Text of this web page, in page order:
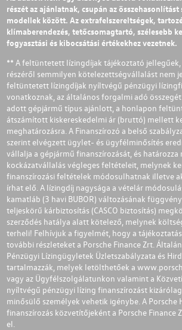
részét az ajánlatnak, csupán az összehasonlítást
modellek között. Az extrafelszereltségek,
klímaberendezés, tetőcsomagtartó, szélesebb
fogyasztási és kibocsátási értékekhez vezetnek.
** A feltüntetett lízingdíjak tájékoztató jellegűek,
részéről semmilyen kötelezettségvállalást nem
feltüntetett lízingdíjak nyíltvégű pénzügyi
vonatkoznak, az általános forgalmi adó
adott gépjármű típus ajánlott, a honlapon
átszámított kiskereskedelmi ár (bruttó) mellett
meghatározásra. A Finanszírozó a belső
szerint elvégzett ügylet- és ügyfélminősítés
vállalja a gépjármű finanszírozását, és határozza
kockázatvállalás végleges feltételeit, melynek
finanszírozási feltételek módosulhatnak illetve
írhat elő. A lízingdíj nagysága a vételár
kamatláb (3 havi BUBOR) változásának
teljeskörű kárbiztosítás (CASCO biztosítás)
szerződés hatálya alatt kötelező, melynek
terheli! Felhívjuk a figyelmét, hogy a
további részleteket a Porsche Finance Zrt.
Pénzügyi Lízingügyletek Üzletszabályzata és
tartalmazzák, melyek letölthetőek a
vagy az Ügyfélszolgálatunkon valamint a
nyíltvégű pénzügyi lízing finanszírozást
minősülő személyek vehetik igénybe. A Porsche
finanszírozás közvetítőjeként a Porsche Finance
el.